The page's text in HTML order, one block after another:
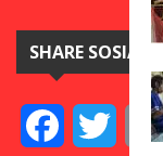
SHARE SOSIAL
Facebook